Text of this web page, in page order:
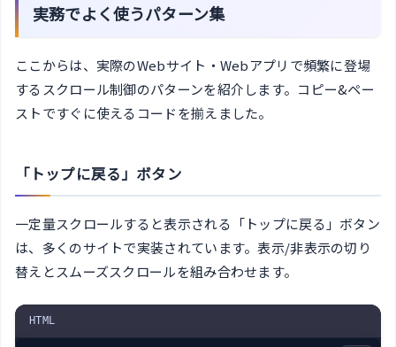
実務でよく使うパターン集
ここからは、実際のWebサイト・Webアプリで頻繁に登場
するスクロール制御のパターンを紹介します。コピー&ペー
ストですぐに使えるコードを揃えました。
「トップに戻る」ボタン
一定量スクロールすると表示される「トップに戻る」ボタン
は、多くのサイトで実装されています。表示/非表示の切り
替えとスムーズスクロールを組み合わせます。
HTML